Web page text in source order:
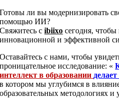
Готовы ли вы модернизировать
помощью ИИ?
Свяжитесь сibiixo сегодня, чтобы
инновационной и эффективной
Оставайтесь с нами, чтобы
проницательное исследование: «
интеллект в образовании
в котором мы углубимся в
образовательных методологиях и